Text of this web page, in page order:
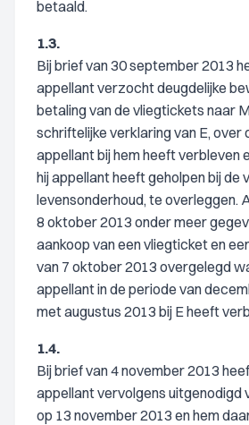
betaald.
1.3.
Bij brief van 30 september 2013
appellant verzocht deugdelijke
betaling van de vliegtickets naar
schriftelijke verklaring van E, over
appellant bij hem heeft verbleven
hij appellant heeft geholpen bij de
levensonderhoud, te overleggen.
8 oktober 2013 onder meer
aankoop van een vliegticket en
van 7 oktober 2013 overgelegd
appellant in de periode van
met augustus 2013 bij E heeft
1.4.
Bij brief van 4 november 2013
appellant vervolgens uitgenodigd
op 13 november 2013 en hem